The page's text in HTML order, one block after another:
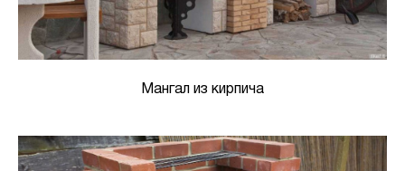
Мангал из кирпича